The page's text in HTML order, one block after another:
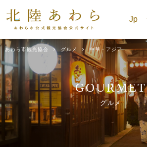
あわら市観光協会 グルメ 中華・アジア
GOURMET
グルメ